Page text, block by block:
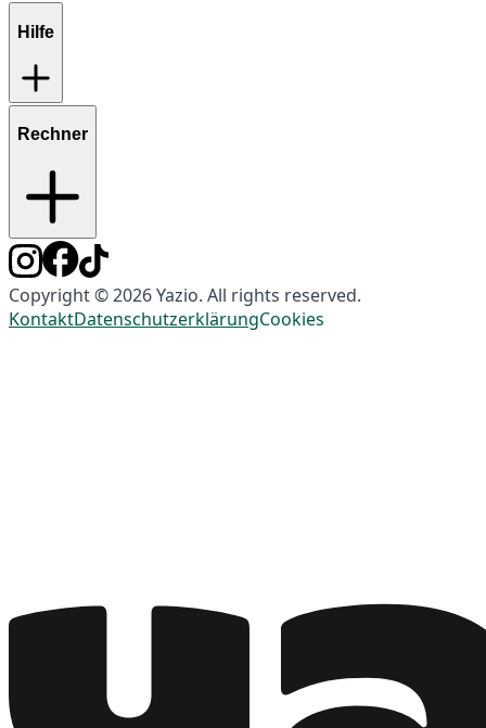
Hilfe
Rechner
Copyright © 2026 Yazio. All rights reserved.
KontaktDatenschutzerklärungCookies